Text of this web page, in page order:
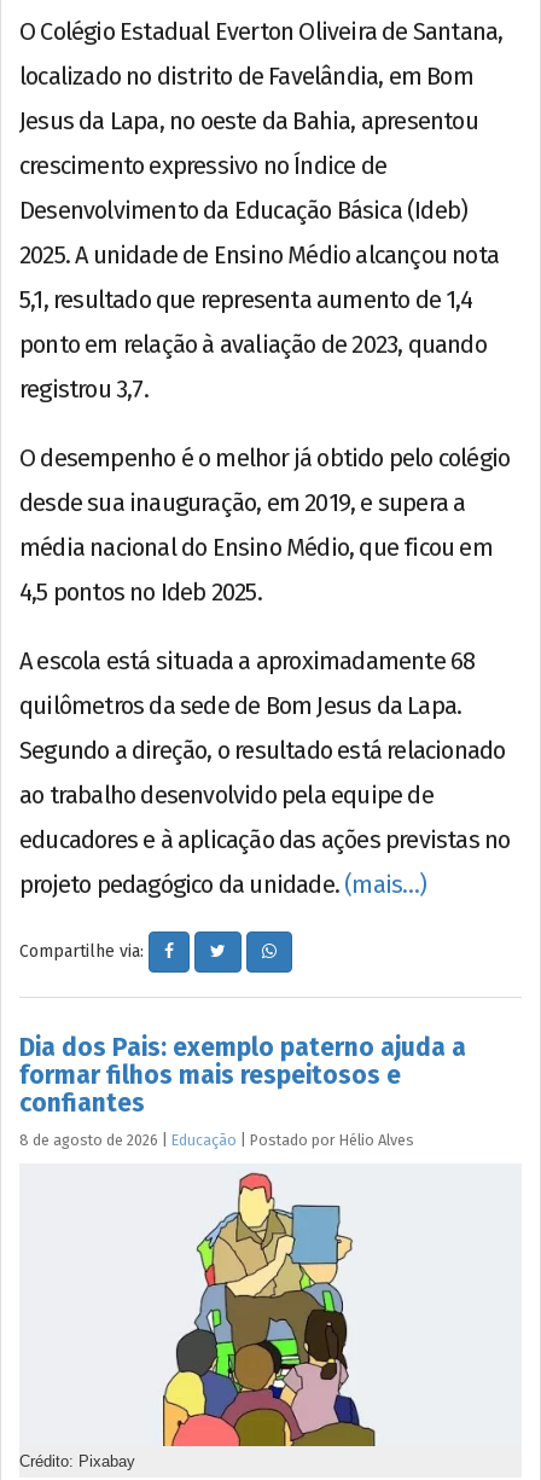
O Colégio Estadual Everton Oliveira de Santana,
localizado no distrito de Favelândia, em Bom
Jesus da Lapa, no oeste da Bahia, apresentou
crescimento expressivo no Índice de
Desenvolvimento da Educação Básica (Ideb)
2025. A unidade de Ensino Médio alcançou nota
5,1, resultado que representa aumento de 1,4
ponto em relação à avaliação de 2023, quando
registrou 3,7.
O desempenho é o melhor já obtido pelo colégio
desde sua inauguração, em 2019, e supera a
média nacional do Ensino Médio, que ficou em
4,5 pontos no Ideb 2025.
A escola está situada a aproximadamente 68
quilômetros da sede de Bom Jesus da Lapa.
Segundo a direção, o resultado está relacionado
ao trabalho desenvolvido pela equipe de
educadores e à aplicação das ações previstas no
projeto pedagógico da unidade. (mais…)
Compartilhe via:
Dia dos Pais: exemplo paterno ajuda a
formar filhos mais respeitosos e
confiantes
8 de agosto de 2026 Educação Postado por Hélio Alves
Crédito: Pixabay